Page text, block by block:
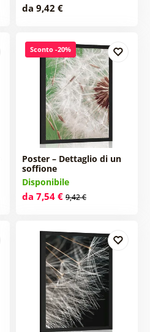
da 9,42 €
Sconto -20%
Poster – Dettaglio di un
soffione
Disponibile
da 7,54 € 9,42 €